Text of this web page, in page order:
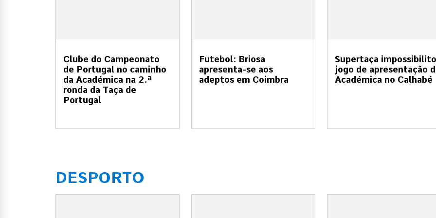
Clube do Campeonato
de Portugal no caminho
da Académica na 2.ª
ronda da Taça de
Portugal
Futebol: Briosa
apresenta-se aos
adeptos em Coimbra
Supertaça
jogo de apresentação
Académica no Calhabé
DESPORTO